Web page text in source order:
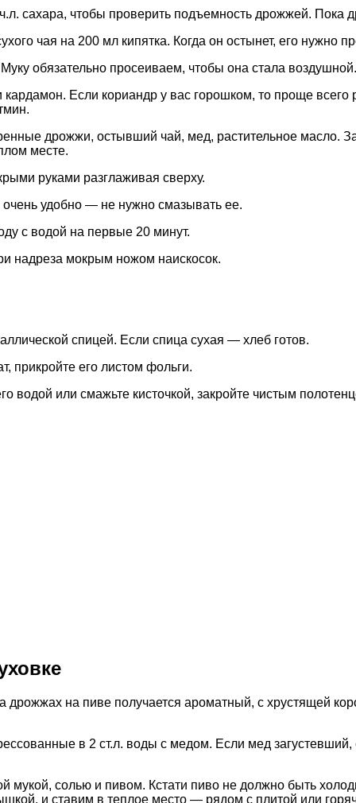
сахара, чтобы проверить подъемность дрожжей. Пока
чая на 200 мл кипятка. Когда он остынет, его нужно
обязательно просеиваем, чтобы она стала воздушной.
Если кориандр у вас горошком, то проще
дрожжи, остывший чай, мед, растительное
месте.
руками разглаживая сверху.
удобно — не нужно смазывать ее.
с водой на первые 20 минут.
надреза мокрым ножом наискосок.
спицей. Если спица сухая — хлеб готов.
прикройте его листом фольги.
водой или смажьте кисточкой, закройте чистым
дрожжах на пиве получается ароматный, с хрустящей
в 2 ст.л. воды с медом. Если мед загустевший,
солью и пивом. Кстати пиво не должно быть
и ставим в теплое место — рядом с плитой или